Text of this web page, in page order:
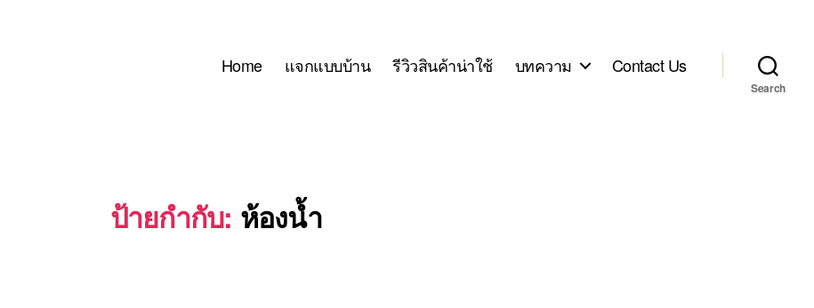
Home แจกแบบบ้าน รีวิวสินค้าน่าใช้ บทความ Contact Us
Search
ป้ายกำกับ: ห้องน้ำ